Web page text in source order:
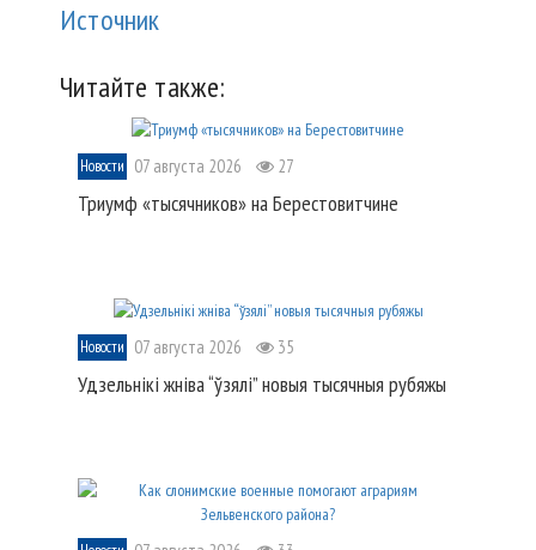
Источник
Читайте также:
Новости 07 августа 2026 27
Триумф «тысячников» на Берестовитчине
Новости 07 августа 2026 35
Удзельнікі жніва “ўзялі” новыя тысячныя рубяжы